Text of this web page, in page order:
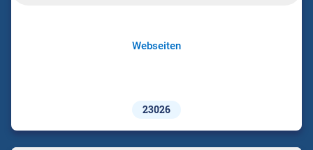
Webseiten
23026